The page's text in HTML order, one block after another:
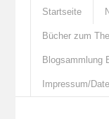
Startseite
Bücher zum
Blogsammlung
Impressum/